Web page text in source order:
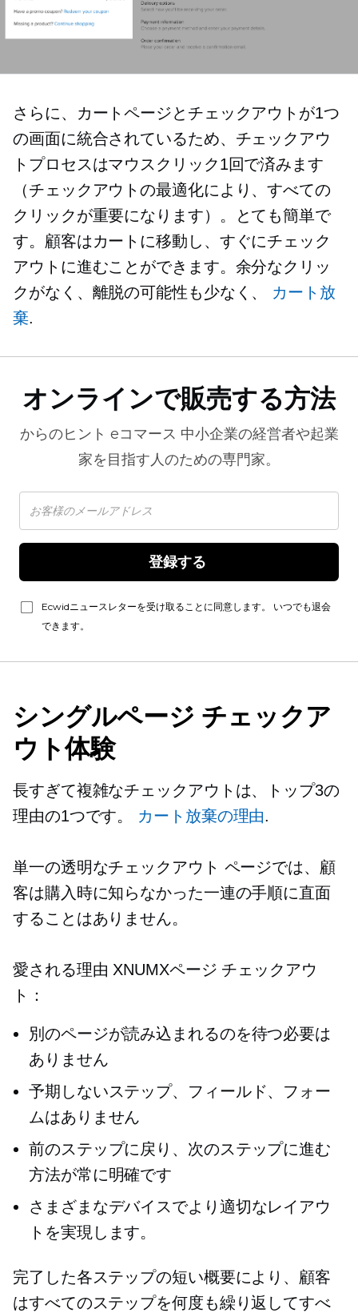
さらに、カートページとチェックアウトが1つ
の画面に統合されているため、チェックアウ
トプロセスはマウスクリック1回で済みます
（チェックアウトの最適化により、すべての
クリックが重要になります）。とても簡単で
す。顧客はカートに移動し、すぐにチェック
アウトに進むことができます。余分なクリッ
クがなく、離脱の可能性も少なく、 カート放
棄.
オンラインで販売する方法
からのヒント eコマース 中小企業の経営者や起業
家を目指す人のための専門家。
Ecwidニュースレターを受け取ることに同意します。 いつでも退会
できます。
シングルページ チェックア
ウト体験
長すぎて複雑なチェックアウトは、トップ3の
理由の1つです。 カート放棄の理由.
単一の透明なチェックアウト ページでは、顧
客は購入時に知らなかった一連の手順に直面
することはありません。
愛される理由 XNUMXページ チェックアウ
ト：
別のページが読み込まれるのを待つ必要は
ありません
予期しないステップ、フィールド、フォー
ムはありません
前のステップに戻り、次のステップに進む
方法が常に明確です
さまざまなデバイスでより適切なレイアウ
トを実現します。
完了した各ステップの短い概要により、顧客
はすべてのステップを何度も繰り返してすべ